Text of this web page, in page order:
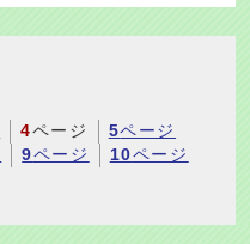
4ページ 5ページ
9ページ 10ページ